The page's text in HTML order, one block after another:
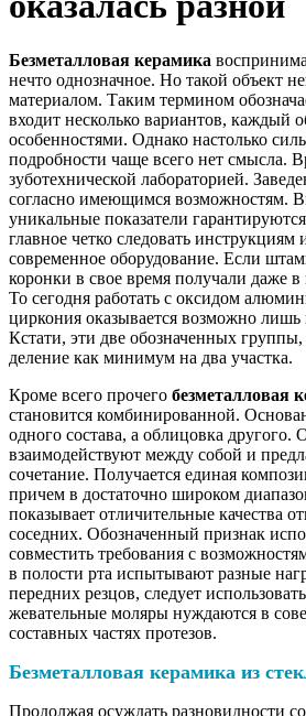
Безметалловая керамика
нечто однозначное. Но такой объект
материалом. Таким термином
входит несколько вариантов, каждый
особенностями. Однако настолько
подробности чаще всего нет смысла.
зуботехнической лабораторией.
согласно имеющимся возможностям.
уникальные показатели
главное четко следовать
современное оборудование. Если
коронки в свое время получали даже
То сегодня работать с оксидом
циркония оказывается возможно
Кстати, эти две обозначенных
деление как минимум на два участка.
Кроме всего прочего безметалловая
становится комбинированной.
одного состава, а облицовка другого.
взаимодействуют между собой и
сочетание. Получается единая
причем в достаточно широком
показывает отличительные качества
соседних. Обозначенный признак
совместить требования с
в полости рта испытывают разные
передних резцов, следует
жевательные моляры нуждаются в
составных частях протезов.
Безметалловая керамика из
Продолжая осуждать разновидности